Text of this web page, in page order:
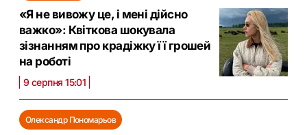
«Я не вивожу це, і мені дійсно
важко»: Квіткова шокувала
зізнанням про крадіжку її грошей
на роботі
9 серпня 15:01
Олександр Пономарьов